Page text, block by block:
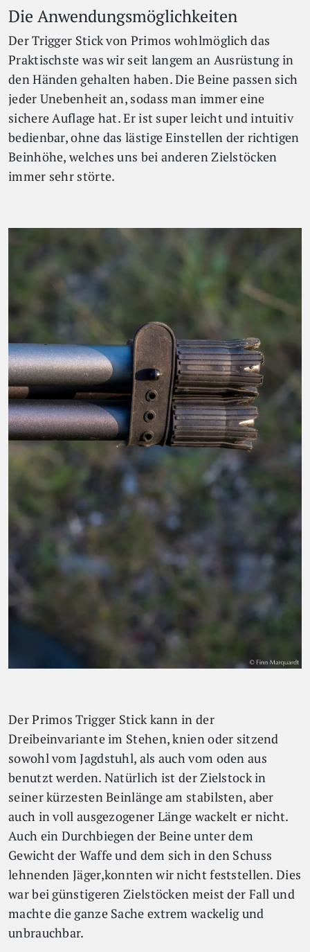
Die Anwendungsmöglichkeiten
Der Trigger Stick von Primos wohlmöglich das
Praktischste was wir seit langem an Ausrüstung in
den Händen gehalten haben. Die Beine passen sich
jeder Unebenheit an, sodass man immer eine
sichere Auflage hat. Er ist super leicht und intuitiv
bedienbar, ohne das lästige Einstellen der richtigen
Beinhöhe, welches uns bei anderen Zielstöcken
immer sehr störte.
Der Primos Trigger Stick kann in der
Dreibeinvariante im Stehen, knien oder sitzend
sowohl vom Jagdstuhl, als auch vom oden aus
benutzt werden. Natürlich ist der Zielstock in
seiner kürzesten Beinlänge am stabilsten, aber
auch in voll ausgezogener Länge wackelt er nicht.
Auch ein Durchbiegen der Beine unter dem
Gewicht der Waffe und dem sich in den Schuss
lehnenden Jäger,konnten wir nicht feststellen. Dies
war bei günstigeren Zielstöcken meist der Fall und
machte die ganze Sache extrem wackelig und
unbrauchbar.